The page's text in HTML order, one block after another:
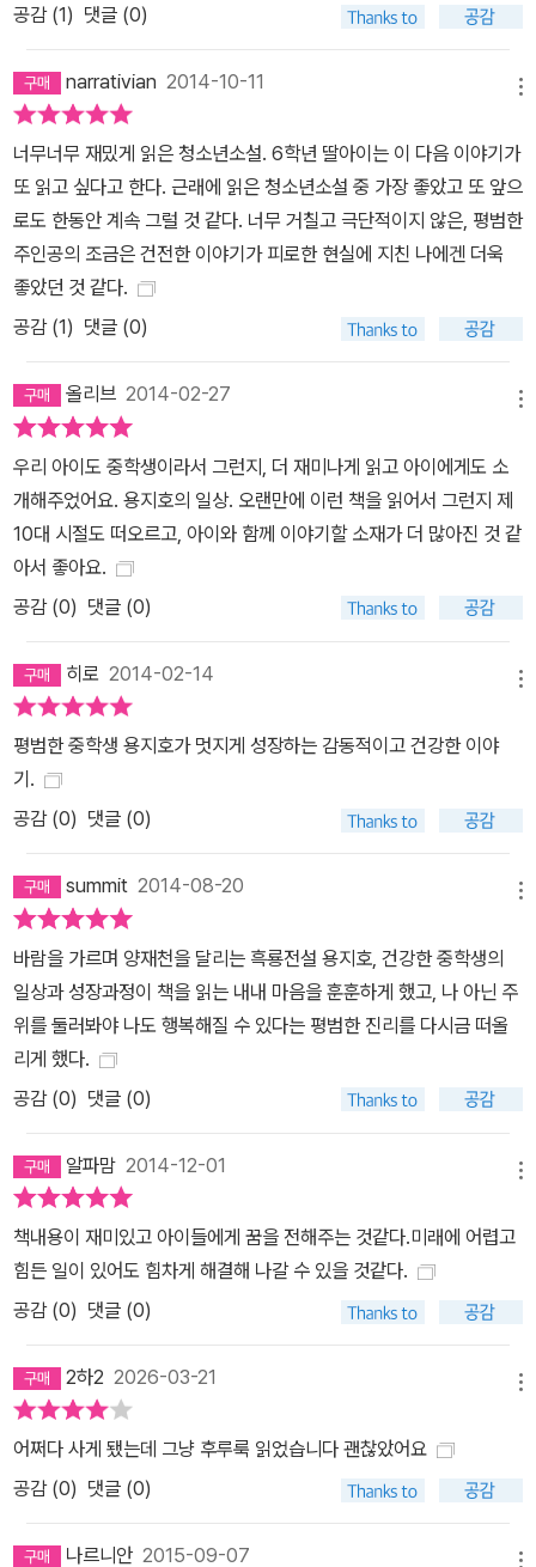
를 살아가는 요즘 십대들은 질적으로 다른 사회적 네트워크를 형성한
때론 고정적 관계보다 중요해지기도 하고 삶의 힘으로 작동하기도 한
다는 것이다. 이들은 우발적으로 만났지만 삶의 밑바닥을 진솔하게
드러내 보이기도 하고, 실질적 도움을 주고받기도 한다. 연령과 계급
을 초월하여 모인 이 세계에서 지호는 처음으로 자존감과 안락함을
느낀다. 작가가 꼼꼼한 취재로 현장의 생생함을 살린 덕에, 독자들은
지호가 자전거를 타며 느끼는 쾌감이나, 무지개다리 모임에서 얻게
되는 좋은 에너지들을 고스란히 맛볼 수 있다. 지호의 학교생활에도
변화가 찾아온다. 잘생기고 공부도 잘하고 운동도 잘하는 반장 ‘첼
시’가 지호를 축구 시합에 기용했다가 마음에 들었는지 생일 파티에
도 초대한다. 행복이 시작된다고 믿는 찰나, 첼시는 지호에게 오밤을
멀리하라며 충고한다. 알고 보니 첼시는 초등학교 때 왕따를 당했었
는데 오밤이 자신을 괴롭혔던 무리 중 하나라고 생각하고 있었다. 지
호는 오밤이 오해받는 이 상황이 괴롭고 불편하다. 그러는 중에도 지
호는 무지개다리 모임에서 학교에서의 고민들을 얘기하며 긴장감을
조금씩 해소해 간다. 여름방학에는 다 같이 춘천으로 자전거 여행을
다녀오며 무지개다리의 관계는 무르익어 간다. 2학기 개학 날, 지호
오밤을 왕따시키던 첼시 패거리는 이제 지호까지 교모한 방법으로 괴
롭히기 시작하는데……. 지질이 용지호와 흑룡전설 드래곤 사이, 지호
의 이중생활은 부서지지 않고 유지될 수 있을까. 안녕하지 못한 세상
을 살아가는 십대들을 위한 치료제 지호는 복수심에 불타는 첼시도
신의 처지가 가장 당혹스럽다. 지호는 오밤을 믿지만, 잘못된 것에 대
정하며 괴로워한다. 하지만 그럴 때마다 무지개다리 멤버들은 지호의
곁을 지키며 자신의 경험에서 비롯된 조언들을 해 준다. 지호는 누구
에게나 상처가 있고, 치열하게 그 상처를 극복해 왔다는 것을 깨닫는
다. 지호는 무지개다리 멤버들의 응원에 힘입어 두려움과 정면 승부
하기로 한다. 첼시에게 두들겨 맞을까 봐 잔뜩 겁먹으면서도, ‘현실은
장담한 말처럼 쉽지 않다’며 하루에도 몇 번씩 다른 마음을 먹으면서
도 어떻게든 우정을 지키고 자신을 속이지 않으려 애쓰는 이 소년을
어찌 사랑하지 않을 수 있을까? 책을 읽다 보면 마치 자전거를 타며
심장이 뛰는 지호처럼 우리의 심장도 뛰는 것을 느낄 수 있을 것이다.
그것은 어떤 일에든 솔직하게 반응하고 해맑은 웃음을 잃지 않는 지
호의 순도 백 퍼센트의 진심이 어느새 스며들었기 때문일 것이다. ‘자
신 인생의 유일한 주인공은 바로 자신이다.’ ‘주인공이 아닌 사람은 없
다.’ 이 흔한 메시지를 현실에서 체감하기란 쉽지 않다. 주인공은 따로
질 때가 있다. 그건 우리가 못나서가 아니라 아직 좋은 조연을 만나지
못했기 때문이라고 『흑룡전설 용지호』는 말한다. 그것은 사람이기도
하고, 계기이기도 하고, 때로는 고난이기도 하다. 나이와 계급을 뛰어
가 동경과 열등감 동시에 느끼는 대상인 첼시, 그리고 지호의 자전거
공감 (1) 댓글 (0)
narrativian 2014-10-11
너무너무 재밌게 읽은 청소년소설. 6학년 딸아이는 이 다음 이야기가
또 읽고 싶다고 한다. 근래에 읽은 청소년소설 중 가장 좋았고 또 앞으
로도 한동안 계속 그럴 것 같다. 너무 거칠고 극단적이지 않은, 평범한
주인공의 조금은 건전한 이야기가 피로한 현실에 지친 나에겐 더욱
좋았던 것 같다.
공감 (1) 댓글 (0)
올리브 2014-02-27
우리 아이도 중학생이라서 그런지, 더 재미나게 읽고 아이에게도 소
개해주었어요. 용지호의 일상. 오랜만에 이런 책을 읽어서 그런지 제
10대 시절도 떠오르고, 아이와 함께 이야기할 소재가 더 많아진 것 같
아서 좋아요.
공감 (0) 댓글 (0)
히로 2014-02-14
평범한 중학생 용지호가 멋지게 성장하는 감동적이고 건강한 이야
기.
공감 (0) 댓글 (0)
summit 2014-08-20
바람을 가르며 양재천을 달리는 흑룡전설 용지호, 건강한 중학생의
일상과 성장과정이 책을 읽는 내내 마음을 훈훈하게 했고, 나 아닌 주
위를 둘러봐야 나도 행복해질 수 있다는 평범한 진리를 다시금 떠올
리게 했다.
공감 (0) 댓글 (0)
알파맘 2014-12-01
책내용이 재미있고 아이들에게 꿈을 전해주는 것같다.미래에 어렵고
힘든 일이 있어도 힘차게 해결해 나갈 수 있을 것같다.
공감 (0) 댓글 (0)
2하2 2026-03-21
어쩌다 사게 됐는데 그냥 후루룩 읽었습니다 괜찮았어요
공감 (0) 댓글 (0)
나르니안 2015-09-07